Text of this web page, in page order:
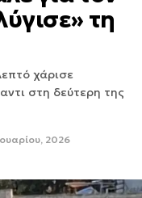
τη
χάρισε
στη δεύτερη της
2026